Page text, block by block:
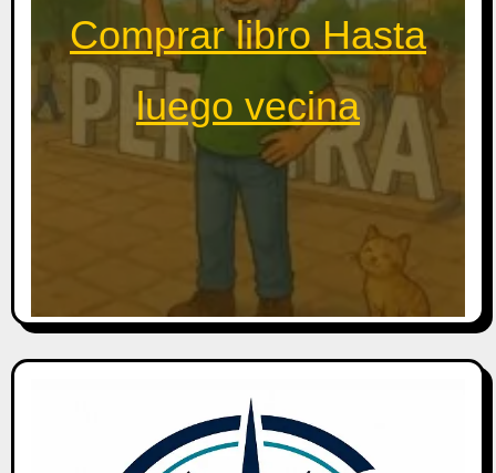
Comprar libro Hasta
luego vecina